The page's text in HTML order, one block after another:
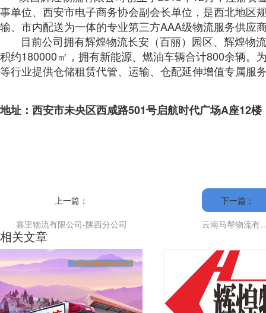
事单位、西安市电子商务协会副会长单位，是西北地区
输、市内配送为一体的专业第三方AAA级物流服务
目前公司拥有辉煌物流长安（百丽）园区、辉煌物
积约180000㎡，拥有新能源、燃油车辆合计800余辆。
等行业提供仓储租赁代管、运输、仓配延伸增值专属服
地址：西安市未央区西咸路501号启航时代广场A座12楼
上一篇：
嘉里物流有限公司-陕西分公司
下一篇：
云南马帮
相关文章